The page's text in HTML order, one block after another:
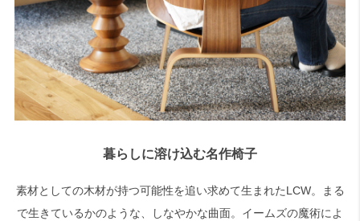
暮らしに溶け込む名作椅子
素材としての木材が持つ可能性を追い求めて生まれたLCW。まる
で生きているかのような、しなやかな曲面。イームズの魔術によ